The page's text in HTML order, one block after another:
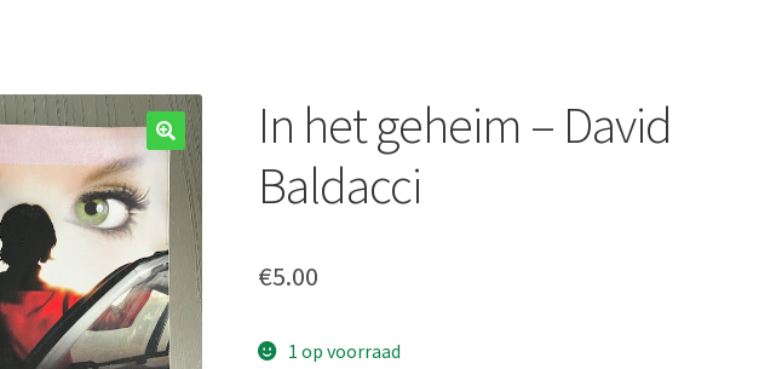
In het geheim – David
Baldacci
€5.00
1 op voorraad